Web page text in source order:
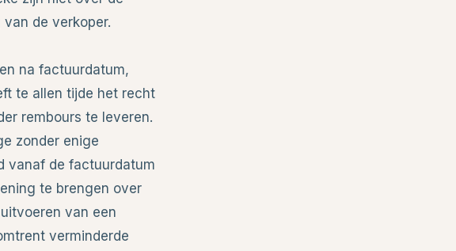
de verkoper.
na factuurdatum,
te allen tijde het recht
rembours te leveren.
zonder enige
vanaf de factuurdatum
te brengen over
van een
verminderde